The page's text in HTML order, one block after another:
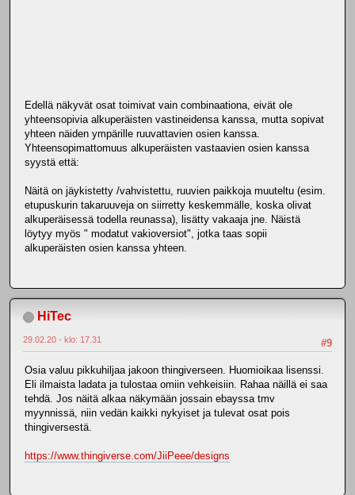
Edellä näkyvät osat toimivat vain combinaationa, eivät ole
yhteensopivia alkuperäisten vastineidensa kanssa, mutta sopivat
yhteen näiden ympärille ruuvattavien osien kanssa.
Yhteensopimattomuus alkuperäisten vastaavien osien kanssa
syystä että:
Näitä on jäykistetty /vahvistettu, ruuvien paikkoja muuteltu (esim.
etupuskurin takaruuveja on siirretty keskemmälle, koska olivat
alkuperäisessä todella reunassa), lisätty vakaaja jne. Näistä
löytyy myös " modatut vakioversiot", jotka taas sopii
alkuperäisten osien kanssa yhteen.
HiTec
#9
29.02.20 - klo: 17.31
Osia valuu pikkuhiljaa jakoon thingiverseen. Huomioikaa lisenssi.
Eli ilmaista ladata ja tulostaa omiin vehkeisiin. Rahaa näillä ei saa
tehdä. Jos näitä alkaa näkymään jossain ebayssa tmv
myynnissä, niin vedän kaikki nykyiset ja tulevat osat pois
thingiversestä.
https://www.thingiverse.com/JiiPeee/designs